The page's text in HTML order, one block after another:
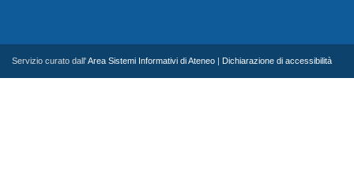
Servizio curato dall'Area Sistemi Informativi di Ateneo Dichiarazione di accessibilità